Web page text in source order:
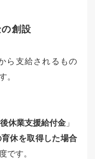
創設
ら支給されるもの
。
休業支援給付金 」
休を取得した場合
です。